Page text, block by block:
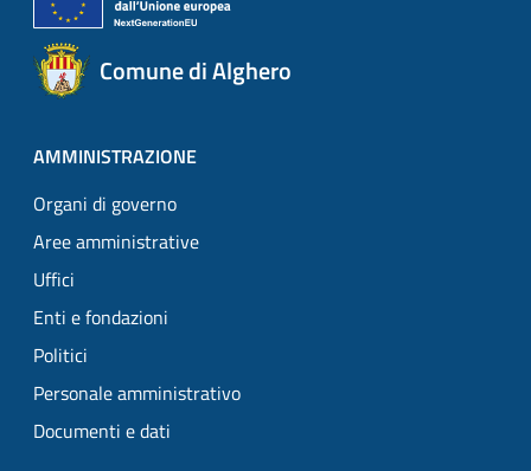
Comune di Alghero
AMMINISTRAZIONE
Organi di governo
Aree amministrative
Uffici
Enti e fondazioni
Politici
Personale amministrativo
Documenti e dati